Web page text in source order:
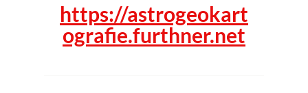
https://astrogeokart
ografie.furthner.net